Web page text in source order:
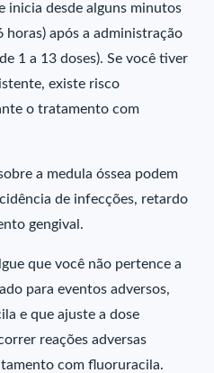
inicia desde alguns minutos
horas) após a administração
1 a 13 doses). Se você tiver
existe risco
o tratamento com
a medula óssea podem
de infecções, retardo
gengival.
que você não pertence a
para eventos adversos,
e que ajuste a dose
reações adversas
com fluoruracila.